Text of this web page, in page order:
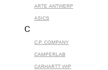
ARTE ANTWERP
ASICS
C
C.P. COMPANY
CAMPERLAB
CARHARTT WIP